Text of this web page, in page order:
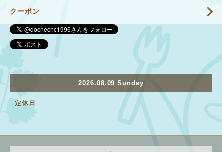
クーポン
2026.08.09 Sunday
定休日